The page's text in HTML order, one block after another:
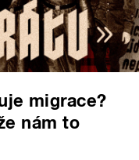
migrace?
nám to